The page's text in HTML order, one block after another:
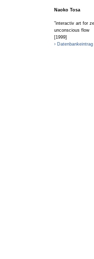
Naoko Tosa
"interactiv art for
unconscious flow
[1999]
› Datenbankeintrag